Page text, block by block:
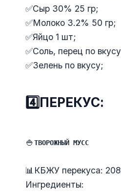
✅Сыр 30% 25 гр;
✅Молоко 3.2% 50 гр;
✅Яйцо 1 шт;
✅Соль, перец по
✅Зелень по вкусу;
4️⃣ПЕРЕКУС:
🍚ТВОРОЖНЫЙ МУСС
📊КБЖУ перекуса:
Ингредиенты: